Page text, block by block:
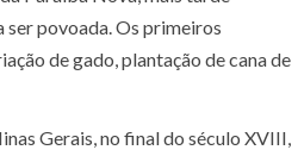
ser povoada. Os primeiros
de gado, plantação de cana de
Gerais, no final do século XVIII,